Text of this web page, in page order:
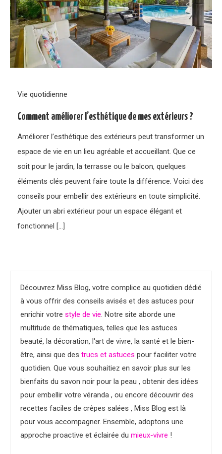
Vie quotidienne
Comment améliorer l’esthétique de mes extérieurs ?
Améliorer l’esthétique des extérieurs peut transformer un
espace de vie en un lieu agréable et accueillant. Que ce
soit pour le jardin, la terrasse ou le balcon, quelques
éléments clés peuvent faire toute la différence. Voici des
conseils pour embellir des extérieurs en toute simplicité.
Ajouter un abri extérieur pour un espace élégant et
fonctionnel […]
Découvrez Miss Blog, votre complice au quotidien dédié
à vous offrir des conseils avisés et des astuces pour
enrichir votre style de vie. Notre site aborde une
multitude de thématiques, telles que les astuces
beauté, la décoration, l'art de vivre, la santé et le bien-
être, ainsi que des trucs et astuces pour faciliter votre
quotidien. Que vous souhaitiez en savoir plus sur les
bienfaits du savon noir pour la peau , obtenir des idées
pour embellir votre véranda , ou encore découvrir des
recettes faciles de crêpes salées , Miss Blog est là
pour vous accompagner. Ensemble, adoptons une
approche proactive et éclairée du mieux-vivre !